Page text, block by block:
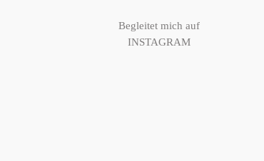
Begleitet mich auf
INSTAGRAM